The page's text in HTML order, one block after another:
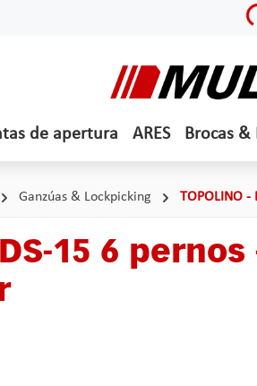
de apertura ARES Brocas &
Ganzúas & Lockpicking TOPOLINO
15 6 pernos